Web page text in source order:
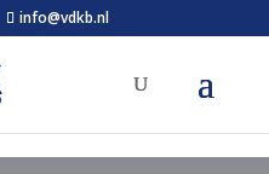
info@vdkb.nl